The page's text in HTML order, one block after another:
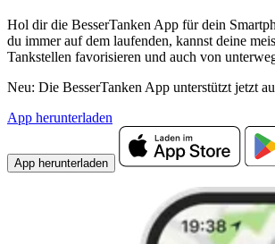
Hol dir die BesserTanken App für dein
du immer auf dem laufenden, kannst deine
Tankstellen favorisieren und auch von
Neu: Die BesserTanken App unterstützt jetzt
App herunterladen
App herunterladen